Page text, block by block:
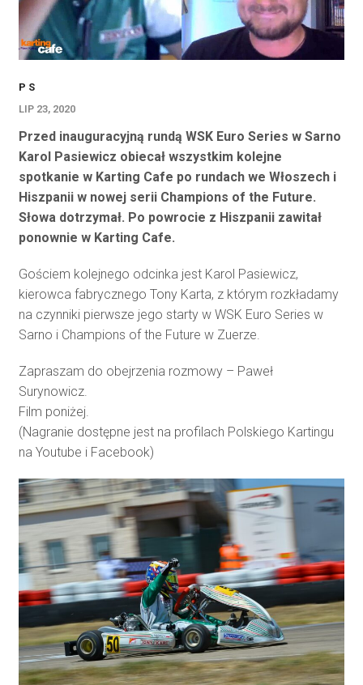
P S
LIP 23, 2020
Przed inauguracyjną rundą WSK Euro Series w Sarno
Karol Pasiewicz obiecał wszystkim kolejne
spotkanie w Karting Cafe po rundach we Włoszech i
Hiszpanii w nowej serii Champions of the Future.
Słowa dotrzymał. Po powrocie z Hiszpanii zawitał
ponownie w Karting Cafe.
Gościem kolejnego odcinka jest Karol Pasiewicz,
kierowca fabrycznego Tony Karta, z którym rozkładamy
na czynniki pierwsze jego starty w WSK Euro Series w
Sarno i Champions of the Future w Zuerze.
Zapraszam do obejrzenia rozmowy – Paweł
Surynowicz.
Film poniżej.
(Nagranie dostępne jest na profilach Polskiego Kartingu
na Youtube i Facebook)